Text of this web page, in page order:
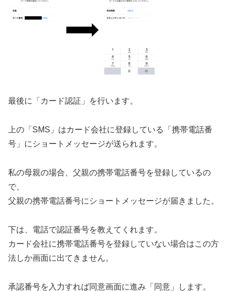
最後に「カード認証」を行います。
上の「SMS」はカード会社に登録している「携帯電話番
号」にショートメッセージが送られます。
私の母親の場合、父親の携帯電話番号を登録しているの
で、
父親の携帯電話番号にショートメッセージが届きました。
下は、電話で認証番号を教えてくれます。
カード会社に携帯電話番号を登録していない場合はこの方
法しか画面に出てきません。
承認番号を入力すれば同意画面に進み「同意」します。